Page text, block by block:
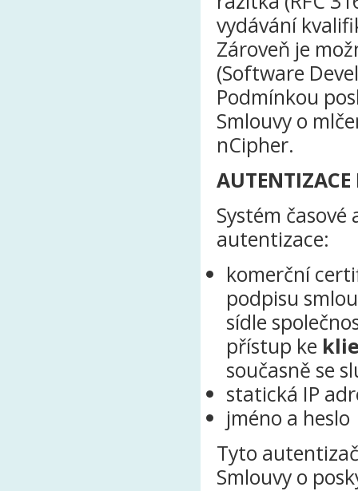
vydávání
Zároveň je
(Software
Podmínkou
Smlouvy o
nCipher.
AUTENTIZACE
Systém
autentizace:
komerční
podpisu
sídle
přístup ke
současně se
statická IP
jméno a heslo
Tyto
Smlouvy o